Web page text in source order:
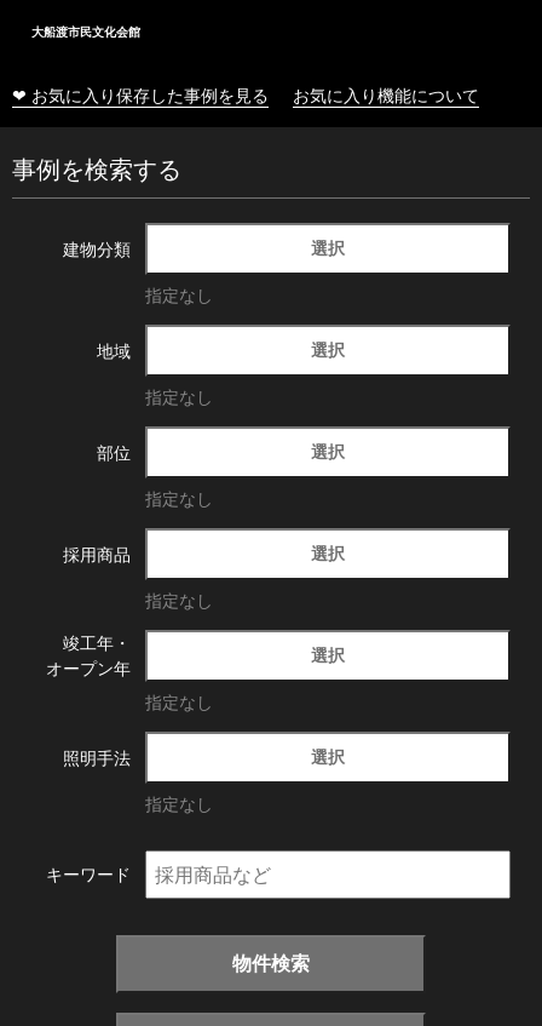
大船渡市民文化会館
❤ お気に入り保存した事例を見る お気に入り機能について
事例を検索する
建物分類 選択
指定なし
地域 選択
指定なし
部位 選択
指定なし
採用商品 選択
指定なし
竣工年・
オープン年
選択
指定なし
照明手法 選択
指定なし
キーワード
物件検索